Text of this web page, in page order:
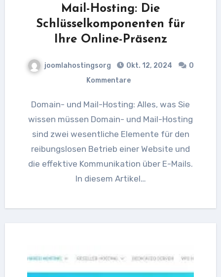
Mail-Hosting: Die
Schlüsselkomponenten für
Ihre Online-Präsenz
joomlahostingsorg Okt. 12, 2024
0
Kommentare
Domain- und Mail-Hosting: Alles, was Sie
wissen müssen Domain- und Mail-Hosting
sind zwei wesentliche Elemente für den
reibungslosen Betrieb einer Website und
die effektive Kommunikation über E-Mails.
In diesem Artikel…